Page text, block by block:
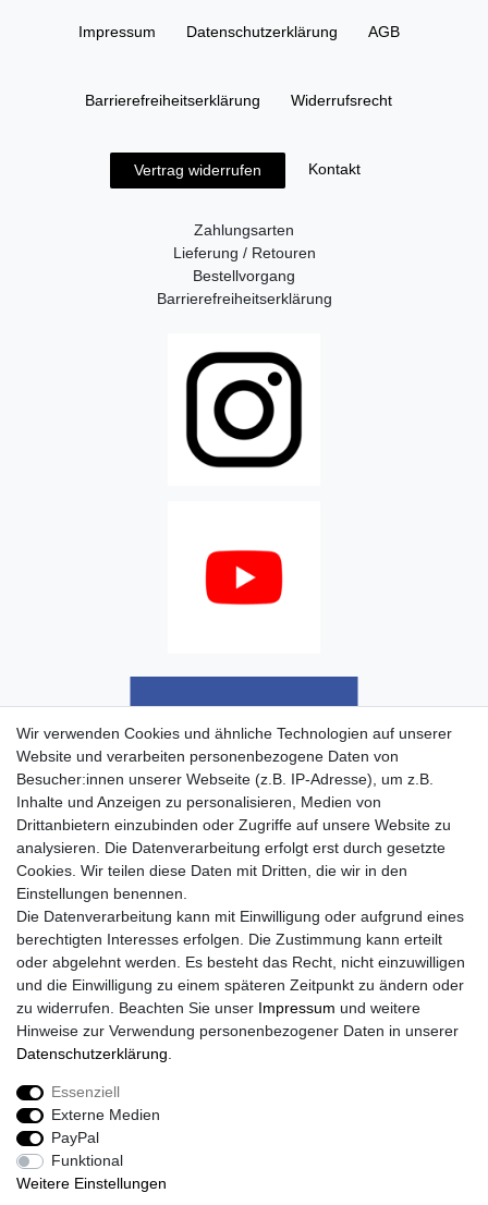
Impressum Daten­schutz­erklärung AGB
Barrierefreiheitserklärung Widerrufs­recht
Vertrag widerrufen Kontakt
Zahlungsarten
Lieferung / Retouren
Bestellvorgang
Barrierefreiheitserklärung
Wir verwenden Cookies und ähnliche Technologien auf unserer
Website und verarbeiten personenbezogene Daten von
Besucher:innen unserer Webseite (z.B. IP-Adresse), um z.B.
Inhalte und Anzeigen zu personalisieren, Medien von
Drittanbietern einzubinden oder Zugriffe auf unsere Website zu
analysieren. Die Datenverarbeitung erfolgt erst durch gesetzte
Cookies. Wir teilen diese Daten mit Dritten, die wir in den
Einstellungen benennen.
Die Datenverarbeitung kann mit Einwilligung oder aufgrund eines
berechtigten Interesses erfolgen. Die Zustimmung kann erteilt
oder abgelehnt werden. Es besteht das Recht, nicht einzuwilligen
und die Einwilligung zu einem späteren Zeitpunkt zu ändern oder
zu widerrufen. Beachten Sie unser Impressum und weitere
Hinweise zur Verwendung personenbezogener Daten in unserer
Daten­schutz­erklärung
Essenziell
Externe Medien
PayPal
Funktional
Weitere Einstellungen